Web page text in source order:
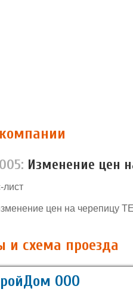
Изменение цен
цен на черепицу
и схема проезда
ООО